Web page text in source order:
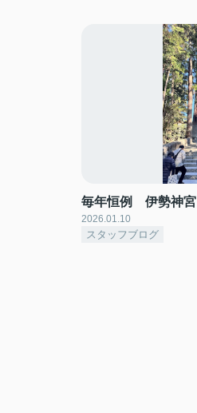
毎年恒例 伊勢神宮
2026.01.10
スタッフブログ